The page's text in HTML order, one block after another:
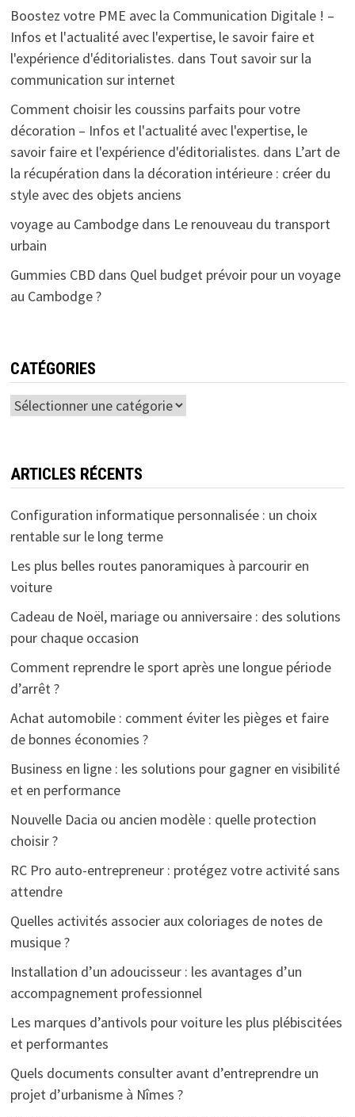
Boostez votre PME avec la Communication Digitale ! –
Infos et l'actualité avec l'expertise, le savoir faire et
l'expérience d'éditorialistes. dans Tout savoir sur la
communication sur internet
Comment choisir les coussins parfaits pour votre
décoration – Infos et l'actualité avec l'expertise, le
savoir faire et l'expérience d'éditorialistes. dans L’art de
la récupération dans la décoration intérieure : créer du
style avec des objets anciens
voyage au Cambodgedans Le renouveau du transport
urbain
Gummies CBDdans Quel budget prévoir pour un voyage
au Cambodge ?
CATÉGORIES
Catégories
ARTICLES RÉCENTS
Configuration informatique personnalisée : un choix
rentable sur le long terme
Les plus belles routes panoramiques à parcourir en
voiture
Cadeau de Noël, mariage ou anniversaire : des solutions
pour chaque occasion
Comment reprendre le sport après une longue période
d’arrêt ?
Achat automobile : comment éviter les pièges et faire
de bonnes économies ?
Business en ligne : les solutions pour gagner en visibilité
et en performance
Nouvelle Dacia ou ancien modèle : quelle protection
choisir ?
RC Pro auto-entrepreneur : protégez votre activité sans
attendre
Quelles activités associer aux coloriages de notes de
musique ?
Installation d’un adoucisseur : les avantages d’un
accompagnement professionnel
Les marques d’antivols pour voiture les plus plébiscitées
et performantes
Quels documents consulter avant d’entreprendre un
projet d’urbanisme à Nîmes ?